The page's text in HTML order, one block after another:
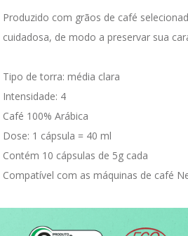
Produzido com grãos de café
cuidadosa, de modo a preservar sua
Tipo de torra: média clara
Intensidade: 4
Café 100% Arábica
Dose: 1 cápsula = 40 ml
Contém 10 cápsulas de 5g cada
Compatível com as máquinas de café